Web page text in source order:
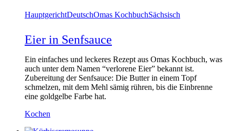
HauptgerichtDeutschOmas KochbuchSächsisch
Eier in Senfsauce
Ein einfaches und leckeres Rezept aus Omas Kochbuch, was
auch unter dem Namen “verlorene Eier” bekannt ist.
Zubereitung der Senfsauce: Die Butter in einem Topf
schmelzen, mit dem Mehl sämig rühren, bis die Einbrenne
eine goldgelbe Farbe hat.
Kochen